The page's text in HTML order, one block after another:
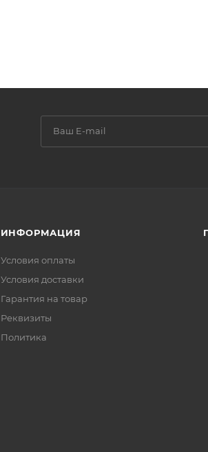
ИНФОРМАЦИЯ
Условия оплаты
Условия доставки
Гарантия на товар
Реквизиты
Политика